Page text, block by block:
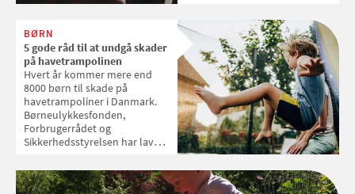
Teams. Samvirke guider dig til
aktiviteter over skærm, som er
så nemme, at alle kan være
med, så kan I have det
hyggeligt sammen hver for sig
BØRN
5 gode råd til at undgå skader
på havetrampolinen
Hvert år kommer mere end
8000 børn til skade på
havetrampoliner i Danmark.
Børneulykkesfonden,
Forbrugerrådet og
Sikkerhedsstyrelsen har lavet
kan følge for at gøre
hoppeturen mere sikker.